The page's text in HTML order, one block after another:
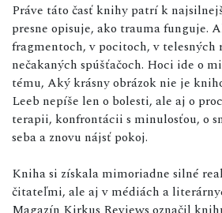
Práve táto časť knihy patrí k
presne opisuje, ako trauma funguje.
fragmentoch, v pocitoch, v telesných
nečakaných spúšťačoch. Hoci ide o
tému, Aký krásny obrázok nie je
Leeb nepíše len o bolesti, ale aj o
terapii, konfrontácii s minulosťou, o
seba a znovu nájsť pokoj.
Kniha si získala mimoriadne silné
čitateľmi, ale aj v médiách a